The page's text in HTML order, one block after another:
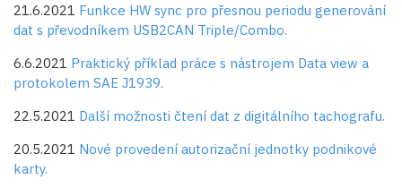
21.6.2021 Funkce HW sync pro přesnou periodu generování
dat s převodníkem USB2CAN Triple/Combo.
6.6.2021 Praktický příklad práce s nástrojem Data view a
protokolem SAE J1939.
22.5.2021 Další možnosti čtení dat z digitálního tachografu.
20.5.2021 Nové provedení autorizační jednotky podnikové
karty.